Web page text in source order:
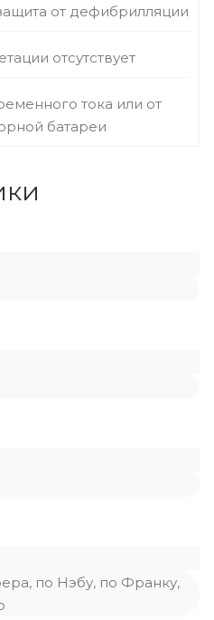
от дефибрилляции
отсутствует
тока или от
батареи
по Нэбу, по Франку,